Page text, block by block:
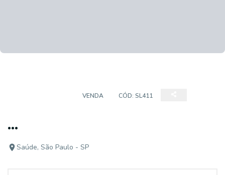
VENDA CÓD: SL411
...
Saúde, São Paulo - SP